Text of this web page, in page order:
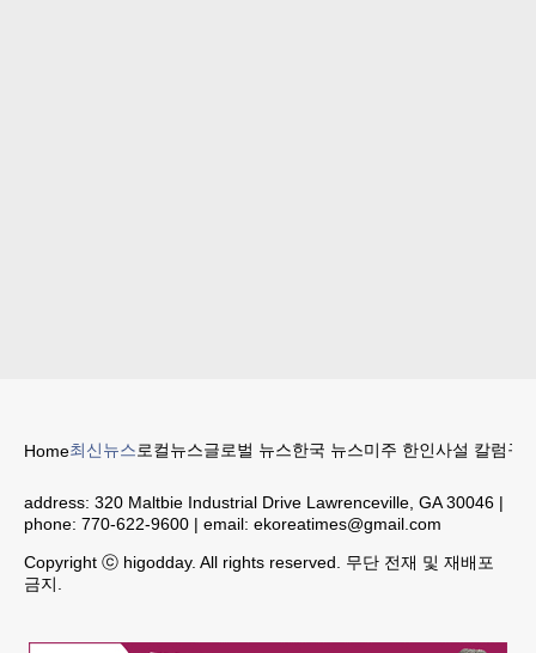
Home최신뉴스로컬뉴스글로벌 뉴스한국 뉴스미주 한인사설 칼럼구
address: 320 Maltbie Industrial Drive Lawrenceville, GA 30046 |
phone: 770-622-9600 | email: ekoreatimes@gmail.com
Copyright ⓒ higodday. All rights reserved. 무단 전재 및 재배포
금지.